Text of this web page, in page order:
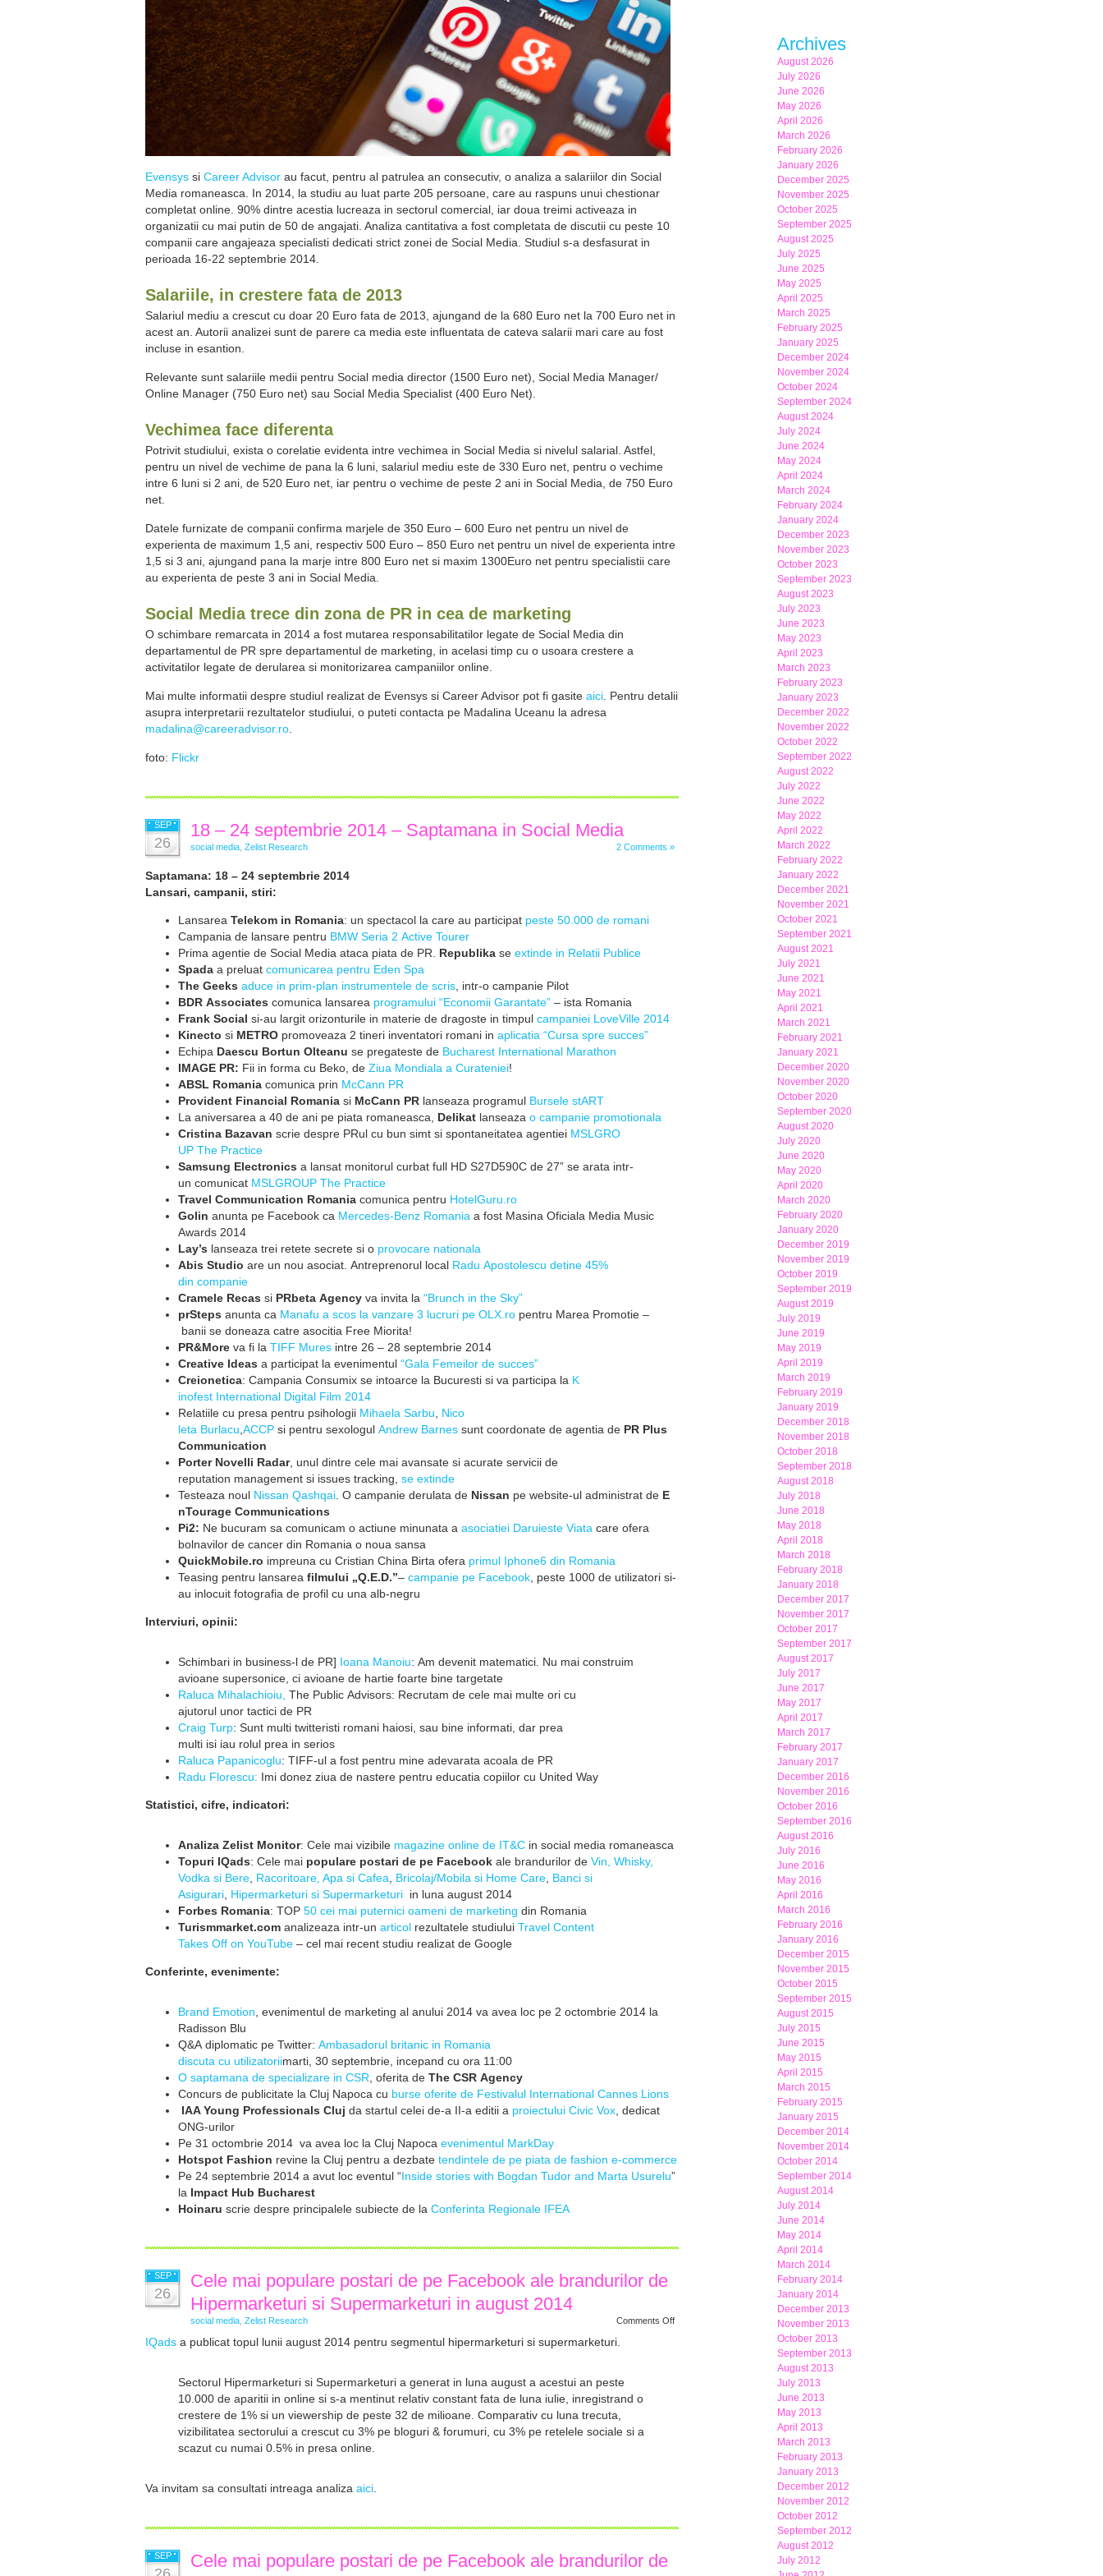
Evensys si Career Advisor au facut, pentru al patrulea an consecutiv, o analiza a salariilor din Social
Media romaneasca. In 2014, la studiu au luat parte 205 persoane, care au raspuns unui chestionar
completat online. 90% dintre acestia lucreaza in sectorul comercial, iar doua treimi activeaza in
organizatii cu mai putin de 50 de angajati. Analiza cantitativa a fost completata de discutii cu peste 10
companii care angajeaza specialisti dedicati strict zonei de Social Media. Studiul s-a desfasurat in
perioada 16-22 septembrie 2014.
Salariile, in crestere fata de 2013
Salariul mediu a crescut cu doar 20 Euro fata de 2013, ajungand de la 680 Euro net la 700 Euro net in
acest an. Autorii analizei sunt de parere ca media este influentata de cateva salarii mari care au fost
incluse in esantion.
Relevante sunt salariile medii pentru Social media director (1500 Euro net), Social Media Manager/
Online Manager (750 Euro net) sau Social Media Specialist (400 Euro Net).
Vechimea face diferenta
Potrivit studiului, exista o corelatie evidenta intre vechimea in Social Media si nivelul salarial. Astfel,
pentru un nivel de vechime de pana la 6 luni, salariul mediu este de 330 Euro net, pentru o vechime
intre 6 luni si 2 ani, de 520 Euro net, iar pentru o vechime de peste 2 ani in Social Media, de 750 Euro
net.
Datele furnizate de companii confirma marjele de 350 Euro – 600 Euro net pentru un nivel de
experienta de maximum 1,5 ani, respectiv 500 Euro – 850 Euro net pentru un nivel de experienta intre
1,5 si 3 ani, ajungand pana la marje intre 800 Euro net si maxim 1300Euro net pentru specialistii care
au experienta de peste 3 ani in Social Media.
Social Media trece din zona de PR in cea de marketing
O schimbare remarcata in 2014 a fost mutarea responsabilitatilor legate de Social Media din
departamentul de PR spre departamentul de marketing, in acelasi timp cu o usoara crestere a
activitatilor legate de derularea si monitorizarea campaniilor online.
Mai multe informatii despre studiul realizat de Evensys si Career Advisor pot fi gasite aici . Pentru detalii
asupra interpretarii rezultatelor studiului, o puteti contacta pe Madalina Uceanu la adresa
madalina@careeradvisor.ro
foto: Flickr
SEP
26
18 – 24 septembrie 2014 – Saptamana in Social Media
social media Zelist Research 2 Comments »
Saptamana: 18 – 24 septembrie 2014
Lansari, campanii, stiri:
Lansarea Telekom in Romania: un spectacol la care au participat peste 50.000 de romani
Campania de lansare pentru BMW Seria 2 Active Tourer
Prima agentie de Social Media ataca piata de PR. Republika se extinde in Relatii Publice
Spada a preluat comunicarea pentru Eden Spa
The Geeks aduce in prim-plan instrumentele de scris , intr-o campanie Pilot
BDR Associates comunica lansarea programului “Economii Garantate” – ista Romania
Frank Social si-au largit orizonturile in materie de dragoste in timpul campaniei LoveVille 2014
Kinecto si METRO promoveaza 2 tineri inventatori romani in aplicatia “Cursa spre succes”
Echipa Daescu Bortun Olteanu se pregateste de Bucharest International Marathon
IMAGE PR: Fii in forma cu Beko, de Ziua Mondiala a Curateniei!
ABSL Romania comunica prin McCann PR
Provident Financial Romania si McCann PR lanseaza programul Bursele stART
La aniversarea a 40 de ani pe piata romaneasca, Delikat lanseaza o campanie promotionala
Cristina Bazavan scrie despre PRul cu bun simt si spontaneitatea agentiei MSLGRO
UP The Practice
Samsung Electronics a lansat monitorul curbat full HD S27D590C de 27” se arata intr-
un comunicat MSLGROUP The Practice
Travel Communication Romania comunica pentru HotelGuru.ro
Golin anunta pe Facebook ca Mercedes-Benz Romania a fost Masina Oficiala Media Music
Awards 2014
Lay’s lanseaza trei retete secrete si o provocare nationala
Abis Studio are un nou asociat. Antreprenorul local Radu Apostolescu detine 45%
din companie
Cramele Recas si PRbeta Agency va invita la “Brunch in the Sky”
prSteps anunta ca Manafu a scos la vanzare 3 lucruri pe OLX.ro pentru Marea Promotie –
banii se doneaza catre asocitia Free Miorita!
PR&More va fi la TIFF Mures intre 26 – 28 septembrie 2014
Creative Ideas a participat la evenimentul “Gala Femeilor de succes”
Creionetica: Campania Consumix se intoarce la Bucuresti si va participa la K
inofest International Digital Film 2014
Relatiile cu presa pentru psihologii Mihaela Sarbu
Nico
leta Burlacu ACCP si pentru sexologul Andrew Barnes sunt coordonate de agentia de PR Plus
Communication
Porter Novelli Radar, unul dintre cele mai avansate si acurate servicii de
reputation management si issues tracking, se extinde
Testeaza noul Nissan Qashqai O campanie derulata de Nissan pe website-ul administrat de E
nTourage Communications
Pi2: Ne bucuram sa comunicam o actiune minunata a asociatiei Daruieste Viata care ofera
bolnavilor de cancer din Romania o noua sansa
QuickMobile.ro impreuna cu Cristian China Birta ofera primul Iphone6 din Romania
Teasing pentru lansarea filmului „Q.E.D.”– campanie pe Facebook , peste 1000 de utilizatori si-
au inlocuit fotografia de profil cu una alb-negru
Interviuri, opinii:
Schimbari in business-l de PR] Ioana Manoiu: Am devenit matematici. Nu mai construim
avioane supersonice, ci avioane de hartie foarte bine targetate
Raluca Mihalachioiu, The Public Advisors: Recrutam de cele mai multe ori cu
ajutorul unor tactici de PR
Craig Turp: Sunt multi twitteristi romani haiosi, sau bine informati, dar prea
multi isi iau rolul prea in serios
Raluca Papanicoglu: TIFF-ul a fost pentru mine adevarata acoala de PR
Radu Florescu: Imi donez ziua de nastere pentru educatia copiilor cu United Way
Statistici, cifre, indicatori:
Analiza Zelist Monitor: Cele mai vizibile magazine online de IT&C in social media romaneasca
Topuri IQads: Cele mai populare postari de pe Facebook ale brandurilor de Vin, Whisky,
Vodka si Bere Racoritoare, Apa si Cafea Bricolaj/Mobila si Home Care Banci si
Asigurari Hipermarketuri si Supermarketuri in luna august 2014
Forbes Romania: TOP 50 cei mai puternici oameni de marketing din Romania
Turismmarket.com analizeaza intr-un articol rezultatele studiului Travel Content
Takes Off on YouTube – cel mai recent studiu realizat de Google
Conferinte, evenimente:
Brand Emotion , evenimentul de marketing al anului 2014 va avea loc pe 2 octombrie 2014 la
Radisson Blu
Q&A diplomatic pe Twitter: Ambasadorul britanic in Romania
discuta cu utilizatoriimarti, 30 septembrie, incepand cu ora 11:00
O saptamana de specializare in CSR , oferita de The CSR Agency
Concurs de publicitate la Cluj Napoca cu burse oferite de Festivalul International Cannes Lions
IAA Young Professionals Cluj da startul celei de-a II-a editii a proiectului Civic Vox , dedicat
ONG-urilor
Pe 31 octombrie 2014 va avea loc la Cluj Napoca evenimentul MarkDay
Hotspot Fashion revine la Cluj pentru a dezbate tendintele de pe piata de fashion e-commerce
Pe 24 septembrie 2014 a avut loc eventul “Inside stories with Bogdan Tudor and Marta Usurelu”
la Impact Hub Bucharest
Hoinaru scrie despre principalele subiecte de la Conferinta Regionale IFEA
SEP
26
Cele mai populare postari de pe Facebook ale brandurilor de
Hipermarketuri si Supermarketuri in august 2014
social media Zelist Research Comments Offon
IQads a publicat topul lunii august 2014 pentru segmentul hipermarketuri si supermarketuri.
Sectorul Hipermarketuri si Supermarketuri a generat in luna august a acestui an peste
10.000 de aparitii in online si s-a mentinut relativ constant fata de luna iulie, inregistrand o
crestere de 1% si un viewership de peste 32 de milioane. Comparativ cu luna trecuta,
vizibilitatea sectorului a crescut cu 3% pe bloguri & forumuri, cu 3% pe retelele sociale si a
scazut cu numai 0.5% in presa online.
Va invitam sa consultati intreaga analiza aici
SEP
Cele mai populare postari de pe Facebook ale brandurilor de
Archives
August 2026
July 2026
June 2026
May 2026
April 2026
March 2026
February 2026
January 2026
December 2025
November 2025
October 2025
September 2025
August 2025
July 2025
June 2025
May 2025
April 2025
March 2025
February 2025
January 2025
December 2024
November 2024
October 2024
September 2024
August 2024
July 2024
June 2024
May 2024
April 2024
March 2024
February 2024
January 2024
December 2023
November 2023
October 2023
September 2023
August 2023
July 2023
June 2023
May 2023
April 2023
March 2023
February 2023
January 2023
December 2022
November 2022
October 2022
September 2022
August 2022
July 2022
June 2022
May 2022
April 2022
March 2022
February 2022
January 2022
December 2021
November 2021
October 2021
September 2021
August 2021
July 2021
June 2021
May 2021
April 2021
March 2021
February 2021
January 2021
December 2020
November 2020
October 2020
September 2020
August 2020
July 2020
June 2020
May 2020
April 2020
March 2020
February 2020
January 2020
December 2019
November 2019
October 2019
September 2019
August 2019
July 2019
June 2019
May 2019
April 2019
March 2019
February 2019
January 2019
December 2018
November 2018
October 2018
September 2018
August 2018
July 2018
June 2018
May 2018
April 2018
March 2018
February 2018
January 2018
December 2017
November 2017
October 2017
September 2017
August 2017
July 2017
June 2017
May 2017
April 2017
March 2017
February 2017
January 2017
December 2016
November 2016
October 2016
September 2016
August 2016
July 2016
June 2016
May 2016
April 2016
March 2016
February 2016
January 2016
December 2015
November 2015
October 2015
September 2015
August 2015
July 2015
June 2015
May 2015
April 2015
March 2015
February 2015
January 2015
December 2014
November 2014
October 2014
September 2014
August 2014
July 2014
June 2014
May 2014
April 2014
March 2014
February 2014
January 2014
December 2013
November 2013
October 2013
September 2013
August 2013
July 2013
June 2013
May 2013
April 2013
March 2013
February 2013
January 2013
December 2012
November 2012
October 2012
September 2012
August 2012
July 2012